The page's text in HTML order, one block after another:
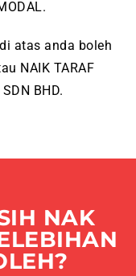
atas anda boleh
NAIK TARAF
BHD.
NAK